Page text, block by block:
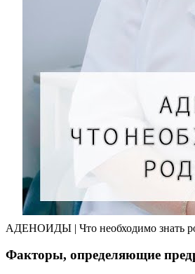
АДЕНОИДЫ | Что необходимо знать
Факторы, определяющие